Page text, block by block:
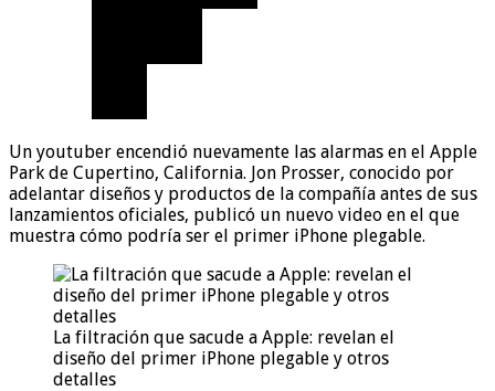
Un youtuber encendió nuevamente las alarmas en el Apple
Park de Cupertino, California. Jon Prosser, conocido por
adelantar diseños y productos de la compañía antes de sus
lanzamientos oficiales, publicó un nuevo video en el que
muestra cómo podría ser el primer iPhone plegable.
La filtración que sacude a Apple: revelan el
diseño del primer iPhone plegable y otros
detalles